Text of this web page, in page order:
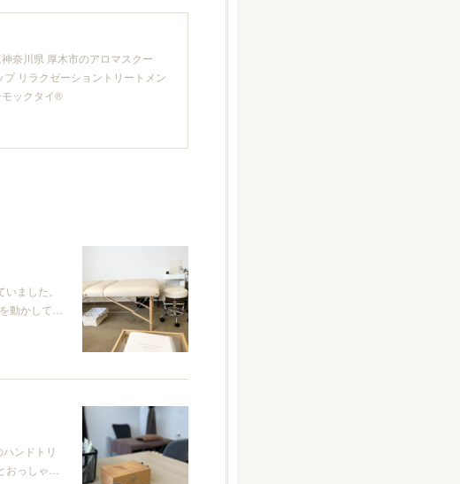
奈川県 厚木市のアロマスクー
リラクゼーショントリートメン
モックタイ®
ました。
動かして…
ンドトリ
おっしゃ…